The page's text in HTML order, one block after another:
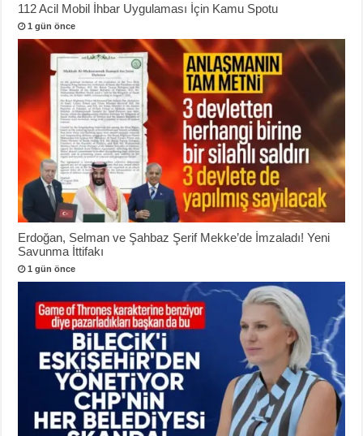
112 Acil Mobil İhbar Uygulaması İçin Kamu Spotu
1 gün önce
Erdoğan, Selman ve Şahbaz Şerif Mekke’de İmzaladı! Yeni
Savunma İttifakı
1 gün önce